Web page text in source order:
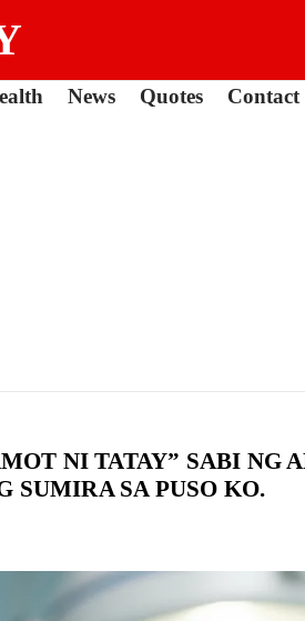
News Quotes Contact
NI TATAY” SABI
SUMIRA SA PUSO KO.